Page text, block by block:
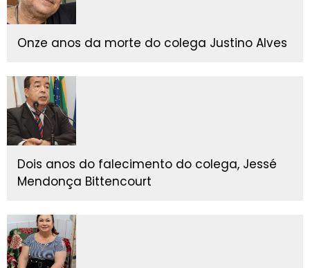
Onze anos da morte do colega Justino Alves
Dois anos do falecimento do colega, Jessé
Mendonça Bittencourt